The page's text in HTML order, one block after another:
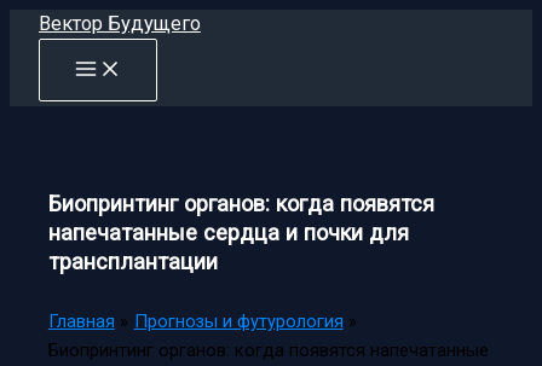
Перейти
содержимому
Вектор Будущего
Биопринтинг органов: когда появятся
напечатанные сердца и почки для
трансплантации
Главная
Прогнозы и футурология
Биопринтинг органов: когда появятся напечатанные